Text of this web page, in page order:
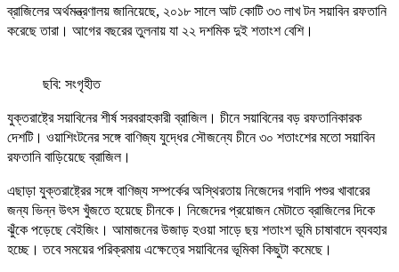
ব্রাজিলের অর্থমন্ত্রণালয় জানিয়েছে, ২০১৮ সালে আট কোটি ৩৩ লাখ টন সয়াবিন রফতানি
করেছে তারা। আগের বছরের তুলনায় যা ২২ দশমিক দুই শতাংশ বেশি।
ছবি: সংগৃহীত
যুক্তরাষ্ট্রে সয়াবিনের শীর্ষ সরবরাহকারী ব্রাজিল। চীনে সয়াবিনের বড় রফতানিকারক
দেশটি। ওয়াশিংটনের সঙ্গে বাণিজ্য যুদ্ধের সৌজন্যে চীনে ৩০ শতাংশের মতো সয়াবিন
রফতানি বাড়িয়েছে ব্রাজিল।
এছাড়া যুক্তরাষ্ট্রের সঙ্গে বাণিজ্য সম্পর্কের অস্থিরতায় নিজেদের গবাদি পশুর খাবারের
জন্য ভিন্ন উৎস খুঁজতে হয়েছে চীনকে। নিজেদের প্রয়োজন মেটাতে ব্রাজিলের দিকে
ঝুঁকে পড়েছে বেইজিং। আমাজনের উজাড় হওয়া সাড়ে ছয় শতাংশ ভূমি চাষাবাদে ব্যবহার
হচ্ছে। তবে সময়ের পরিক্রমায় এক্ষেত্রে সয়াবিনের ভূমিকা কিছুটা কমেছে।